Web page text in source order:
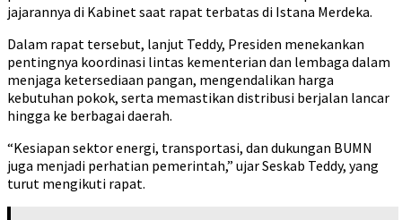
jajarannya di Kabinet saat rapat terbatas di Istana Merdeka.
Dalam rapat tersebut, lanjut Teddy, Presiden menekankan
pentingnya koordinasi lintas kementerian dan lembaga dalam
menjaga ketersediaan pangan, mengendalikan harga
kebutuhan pokok, serta memastikan distribusi berjalan lancar
hingga ke berbagai daerah.
“Kesiapan sektor energi, transportasi, dan dukungan BUMN
juga menjadi perhatian pemerintah,” ujar Seskab Teddy, yang
turut mengikuti rapat.